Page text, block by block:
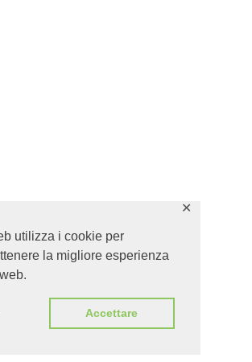
utilizza i cookie per
la migliore esperienza
Accettare
✕